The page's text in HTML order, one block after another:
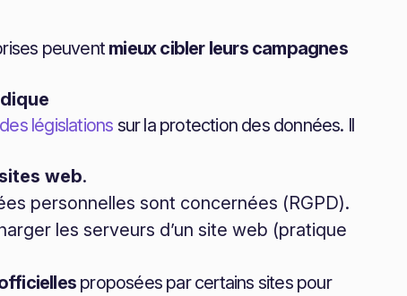
peuvent mieux cibler leurs campagnes
législations sur la protection des données. Il
web.
personnelles sont concernées (RGPD).
les serveurs d’un site web (pratique
proposées par certains sites pour